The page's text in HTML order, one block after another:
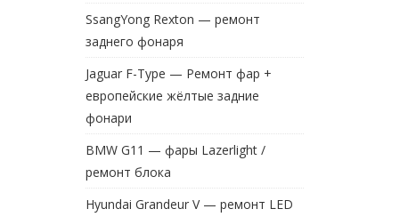
SsangYong Rexton — ремонт
заднего фонаря
Jaguar F-Type — Ремонт фар +
европейские жёлтые задние
фонари
BMW G11 — фары Lazerlight /
ремонт блока
Hyundai Grandeur V — ремонт LED